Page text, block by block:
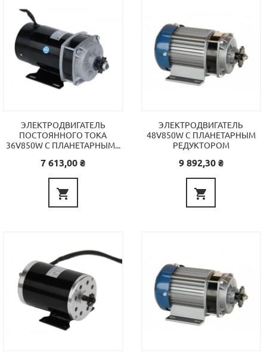
ЭЛЕКТРОДВИГАТЕЛЬ
ПОСТОЯННОГО ТОКА
36V850W С ПЛАНЕТАРНЫМ...
Цена
7 613,00 ₴

ЭЛЕКТРОДВИГАТЕЛЬ
48V850W С ПЛАНЕТАРНЫМ
РЕДУКТОРОМ
Цена
9 892,30 ₴
